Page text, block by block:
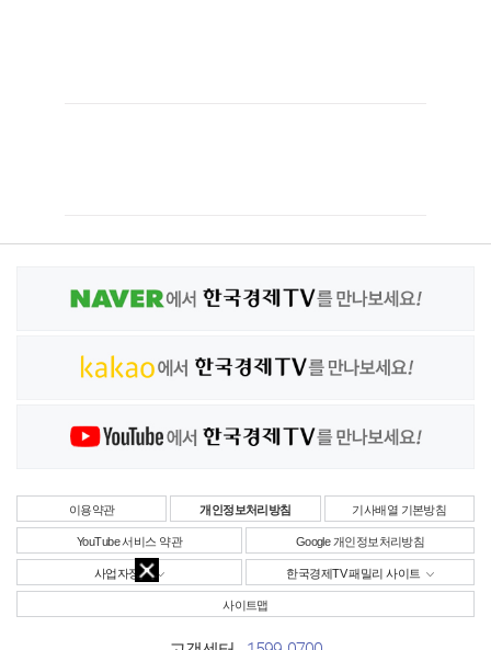
이용약관 개인정보처리방침 기사배열 기본방침
YouTube 서비스 약관 Google 개인정보처리방침
사업자정보 한국경제TV 패밀리 사이트
사이트맵